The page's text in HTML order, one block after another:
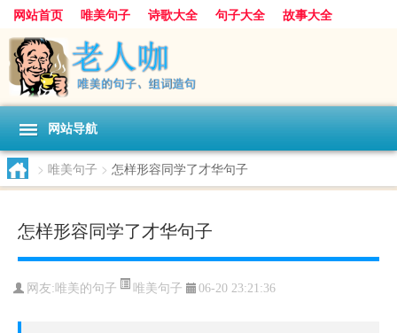
网站首页 唯美句子 诗歌大全 句子大全
故事大全
人生感悟
其他美文 美文欣赏
感人故事
句子分类
网站导航
> 唯美句子 > 怎样形容同学了才华句子
怎样形容同学了才华句子
网友: 唯美的句子 唯美句子 06-20 23:21:36